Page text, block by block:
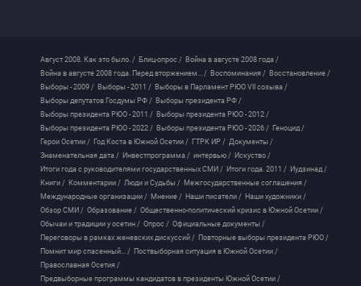
Август 2008. Как это было. / Блиц-опрос / Война в августе 2008 года /
Война в августе 2008 года. Перед вторжением... / Воспоминания / Восстановление /
Выборы - 2009 / Выборы - 2011 / Выборы в Парламент РЮО VII созыва /
Выборы депутатов Госдумы РФ / Выборы президента РФ /
Выборы президента РЮО - 2011 / Выборы президента РЮО - 2012 /
Выборы президента РЮО - 2022 / Выборы президента РЮО - 2026 / Геноцид /
Герои Осетии / Год Коста в Южной Осетии / ГТРК ИР / Документы /
Знаменательная дата / Инвестпрограмма / интервью / Искуство /
Итоги года с руководителями государственных СМИ / Итоги года. 2011 / Иудзинад /
Книги / Комментарии / Люди и Судьбы / Межгосударственные соглашения /
Международные организации / Мнение / Наши писатели / Наши художники /
Обзор СМИ / Образование / Общественно-политический кризис в Южной Осетии /
Обычаи и традиции у осетин / Опрос / Официальные документы /
Переговоры в рамках женевских дискуссий / Повторные выборы президента РЮО /
Помнит мир спасенный... / Поствыборная ситуация в Южной Осетии /
Православная Осетия /
Предвыборные программы кандидатов в президенты Южной Осетии /